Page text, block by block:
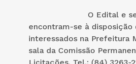
O Edital e seus
encontram-se à disposição
interessados na Prefeitura
sala da Comissão